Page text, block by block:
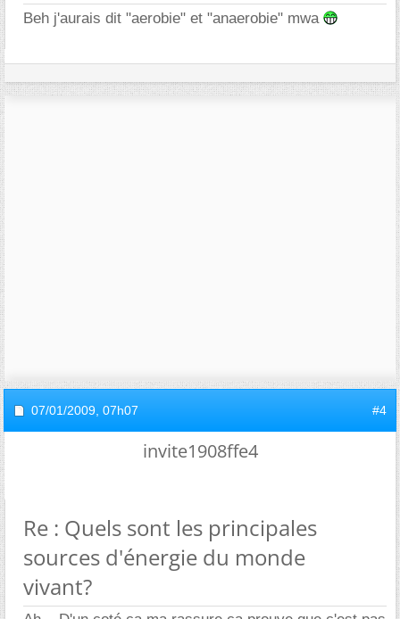
Beh j'aurais dit "aerobie" et "anaerobie" mwa
07/01/2009, 07h07 #4
invite1908ffe4
Re : Quels sont les principales
sources d'énergie du monde
vivant?